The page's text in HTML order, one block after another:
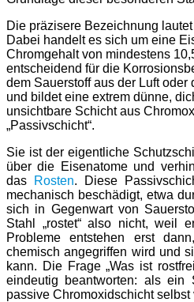
Die präzisere Bezeichnung
Dabei handelt es sich um eine
Chromgehalt von mindestens
entscheidend für die
dem Sauerstoff aus der Luft
und bildet eine extrem dünne,
unsichtbare Schicht aus
„Passivschicht“.
Sie ist der eigentliche
über die Eisenatome und
das
Rosten. Diese
mechanisch beschädigt, etwa
sich in Gegenwart von
Stahl „rostet“ also nicht, weil
Probleme entstehen erst
chemisch angegriffen wird und
kann. Die Frage „Was ist
eindeutig beantworten: als
passive Chromoxidschicht selbst